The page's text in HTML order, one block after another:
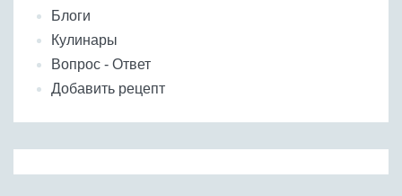
Блоги
Кулинары
Вопрос - Ответ
Добавить рецепт